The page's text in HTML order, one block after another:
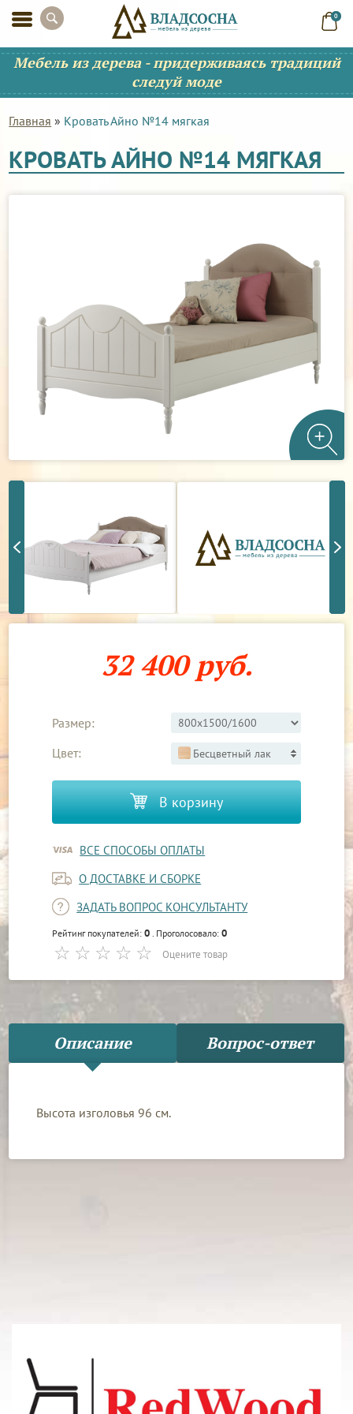
0
Мебель из дерева - придерживаясь традиций
следуй моде
Главная » Кровать Айно №14 мягкая
КРОВАТЬ АЙНО №14 МЯГКАЯ
32 400 руб.
Размер:
Цвет:
Бесцветный лак
В корзину
ВСЕ СПОСОБЫ ОПЛАТЫ
О ДОСТАВКЕ И СБОРКЕ
ЗАДАТЬ ВОПРОС КОНСУЛЬТАНТУ
Рейтинг покупателей:0 . Проголосовало:0
Оцените товар
Описание Вопрос-ответ
Высота изголовья 96 см.